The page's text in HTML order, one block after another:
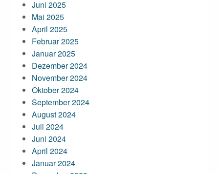
Juni 2025
Mai 2025
April 2025
Februar 2025
Januar 2025
Dezember 2024
November 2024
Oktober 2024
September 2024
August 2024
Juli 2024
Juni 2024
April 2024
Januar 2024